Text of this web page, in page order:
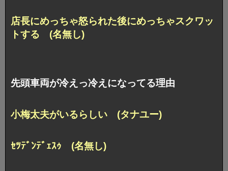
店長にめっちゃ怒られた後にめっちゃスクワッ
トする (名無し)
先頭車両が冷えっ冷えになってる理由
小梅太夫がいるらしい (タナユー)
ｾﾂﾃﾞﾝﾃﾞｪｽｩ (名無し)